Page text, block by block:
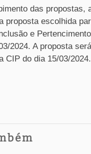
das propostas,
proposta escolhida
e
2024. A proposta
CIP do dia 15/03/2024.